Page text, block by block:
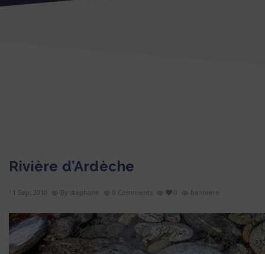
Rivière d’Ardèche
11 Sep, 2010 By stephane 0 Comments 0 banniere